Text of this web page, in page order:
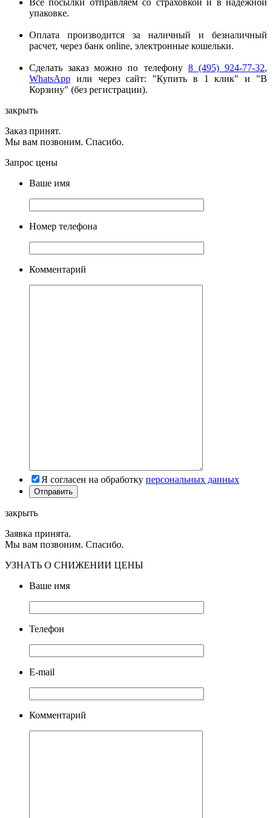
упаковке.
Оплата производится за наличный и безналичный
расчет, через банк online, электронные кошельки.
Сделать заказ можно по телефону 8 (495) 924-77-32,
WhatsApp или через сайт: "Купить в 1 клик" и "В
Корзину" (без регистрации).
закрыть
Заказ принят.
Мы вам позвоним. Спасибо.
Запрос цены
Ваше имя
Номер телефона
Комментарий
Я согласен на обработку персональных данных
закрыть
Заявка принята.
Мы вам позвоним. Спасибо.
УЗНАТЬ О СНИЖЕНИИ ЦЕНЫ
Ваше имя
Телефон
E-mail
Комментарий